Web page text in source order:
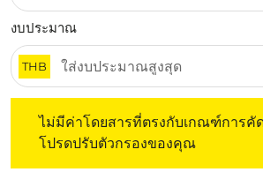
งบประมาณ
THB
ไม่มีค่าโดยสารที่ตรงกับเกณฑ์การคั
โปรดปรับตัวกรองของคุณ